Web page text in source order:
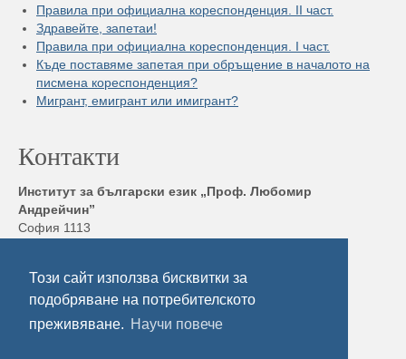
Този сайт използва бисквитки за
подобряване на потребителското
преживяване. Научи повече
Правила при официална кореспонденция. II част.
Здравейте, запетаи!
Правила при официална кореспонденция. I част.
Къде поставяме запетая при обръщение в началото на
писмена кореспонденция?
Мигрант, емигрант или имигрант?
Контакти
Институт за български език „Проф. Любомир
Андрейчин”
София 1113
Електронна поща:ibl@ibl.bas.bg